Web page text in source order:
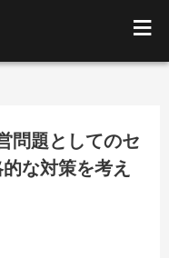
問題としてのセ
な対策を考え